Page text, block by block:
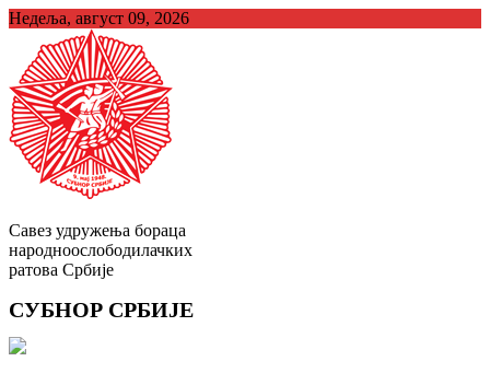
Skip
content
Недеља, август 09, 2026
Савез удружења бораца
народноослободилачких
ратова Србије
СУБНОР СРБИЈЕ